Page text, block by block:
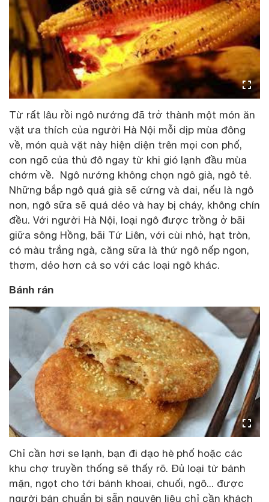
Từ rất lâu rồi ngô nướng đã trở thành một món ăn
vặt ưa thích của người Hà Nội mỗi dịp mùa đông
về, món quà vặt này hiện diện trên mọi con phố,
con ngõ của thủ đô ngay từ khi gió lạnh đầu mùa
chớm về. Ngô nướng không chọn ngô già, ngô tẻ.
Những bắp ngô quá già sẽ cứng và dai, nếu là ngô
non, ngô sữa sẽ quá dẻo và hay bị cháy, không chín
đều. Với người Hà Nội, loại ngô được trồng ở bãi
giữa sông Hồng, bãi Tứ Liên, với cùi nhỏ, hạt tròn,
có màu trắng ngà, căng sữa là thứ ngô nếp ngon,
thơm, dẻo hơn cả so với các loại ngô khác.
Bánh rán
Chỉ cần hơi se lạnh, bạn đi dạo hè phố hoặc các
khu chợ truyền thống sẽ thấy rõ. Đủ loại từ bánh
mặn, ngọt cho tới bánh khoai, chuối, ngô... được
người bán chuẩn bị sẵn nguyên liệu chỉ cần khách